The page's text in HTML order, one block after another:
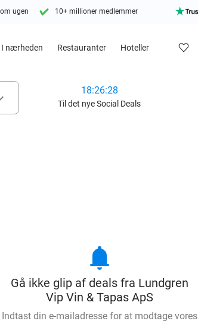
ugen 10+ millioner medlemmer
I nærheden Restauranter Hoteller
18:26:26
Til det nye Social Deals
notifications
Gå ikke glip af deals fra Lundgren
Vip Vin & Tapas ApS
Indtast din e-mailadresse for at modtage vores